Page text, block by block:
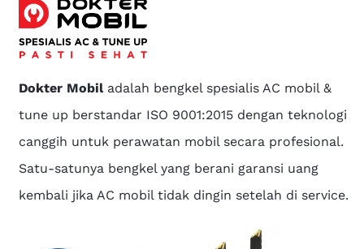
Dokter Mobiladalah bengkel spesialis AC mobil &
tune up berstandar ISO 9001:2015 dengan teknologi
canggih untuk perawatan mobil secara profesional.
Satu-satunya bengkel yang berani garansi uang
kembali jika AC mobil tidak dingin setelah di service.